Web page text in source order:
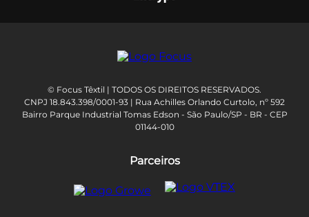
© Focus Têxtil | TODOS OS DIREITOS RESERVADOS.
CNPJ 18.843.398/0001-93 | Rua Achilles Orlando Curtolo, nº 592
Bairro Parque Industrial Tomas Edson - São Paulo/SP - BR - CEP
01144-010
Parceiros